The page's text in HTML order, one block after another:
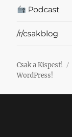
Podcast
/r/csakblog
Csak a Kispest!
WordPress!